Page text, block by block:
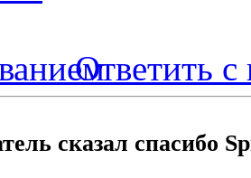
Ответить с
сказал cпасибо